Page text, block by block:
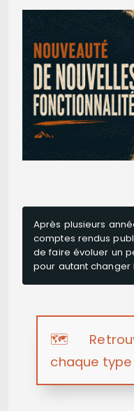
Après plusieurs
comptes rendus
de faire évoluer un
pour autant changer
🗺️
chaque